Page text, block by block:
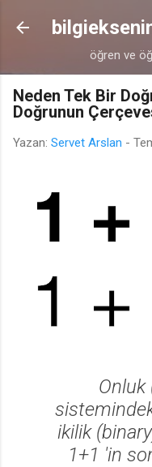
öğren ve
Neden Tek Bir
Doğrunun
Yazan: Servet Arslan -
Onluk
ikilik
1+1 'in